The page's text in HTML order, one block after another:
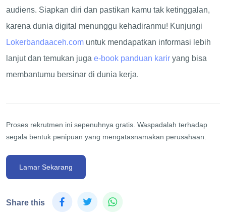
audiens. Siapkan diri dan pastikan kamu tak ketinggalan,
karena dunia digital menunggu kehadiranmu! Kunjungi
Lokerbandaaceh.com untuk mendapatkan informasi lebih
lanjut dan temukan juga e-book panduan karir yang bisa
membantumu bersinar di dunia kerja.
Proses rekrutmen ini sepenuhnya gratis. Waspadalah terhadap
segala bentuk penipuan yang mengatasnamakan perusahaan.
Lamar Sekarang
Share this